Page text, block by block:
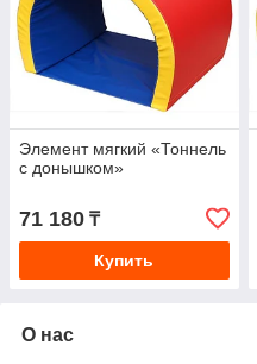
Элемент мягкий «Тоннель
с донышком»
71 180 ₸
Купить
О нас